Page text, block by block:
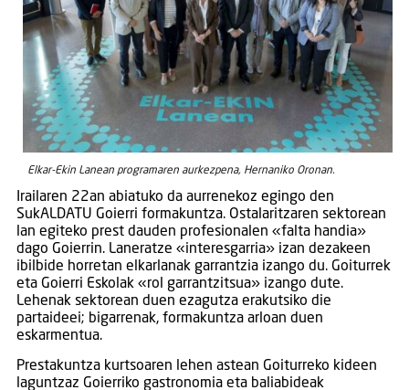
Elkar-Ekin Lanean programaren aurkezpena, Hernaniko Oronan.
Irailaren 22an abiatuko da aurrenekoz egingo den
SukALDATU Goierri formakuntza. Ostalaritzaren sektorean
lan egiteko prest dauden profesionalen «falta handia»
dago Goierrin. Laneratze «interesgarria» izan dezakeen
ibilbide horretan elkarlanak garrantzia izango du. Goiturrek
eta Goierri Eskolak «rol garrantzitsua» izango dute.
Lehenak sektorean duen ezagutza erakutsiko die
partaideei; bigarrenak, formakuntza arloan duen
eskarmentua.
Prestakuntza kurtsoaren lehen astean Goiturreko kideen
laguntzaz Goierriko gastronomia eta baliabideak